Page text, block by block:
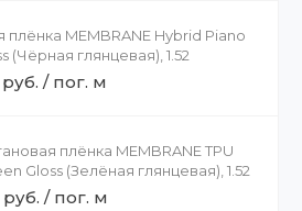
плёнка MEMBRANE Hybrid Piano
(Чёрная глянцевая), 1.52
/ пог. м
плёнка MEMBRANE TPU
Gloss (Зелёная глянцевая), 1.52
/ пог. м